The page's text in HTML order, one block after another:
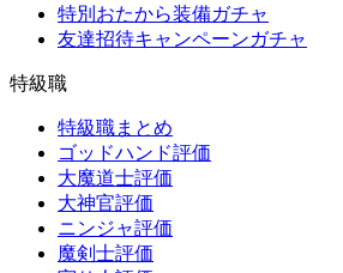
特別おたから装備ガチャ
友達招待キャンペーンガチャ
特級職
特級職まとめ
ゴッドハンド評価
大魔道士評価
大神官評価
ニンジャ評価
魔剣士評価